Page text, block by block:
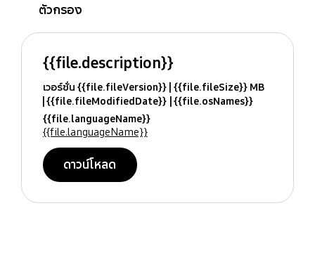
ตัวกรอง
{{file.description}}
เวอร์ชั่น {{file.fileVersion}} {{file.fileSize}} MB
{{file.fileModifiedDate}} {{file.osNames}}
{{file.languageName}}
{{file.languageName}}
ดาวน์โหลด